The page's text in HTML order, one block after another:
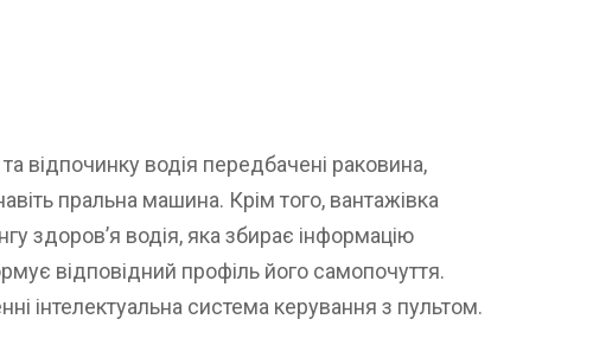
відпочинку водія передбачені раковина,
пральна машина. Крім того, вантажівка
здоров’я водія, яка збирає інформацію
відповідний профіль його самопочуття.
інтелектуальна система керування з пультом.